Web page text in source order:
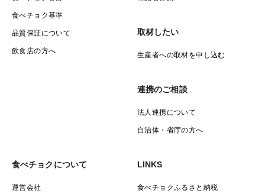
食べチョク基準
品質保証について
飲食店の方へ
取材したい
生産者への取材を申し込む
連携のご相談
法人連携について
自治体・省庁の方へ
食べチョクについて
運営会社
LINKS
食べチョクふるさと納税